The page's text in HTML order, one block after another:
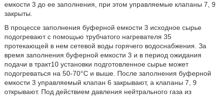
емкости 3 до ее заполнения, при этом управляемые клапаны 7, 9
закрыты.
В процессе заполнения буферной емкости 3 исходное сырье
подогревают с помощью трубчатого нагревателя 35
протекающей в нем сетевой воды горячего водоснабжения. За
время заполнения буферной емкости 3 и в период ожидания
подачи в тракт10 установки подготовленное сырье может
подогреваться на 50-70°С и выше. После заполнения буферной
емкости 3 управляемый клапан 6 закрывают, а клапаны 7, 9
открывают. Под действием давления нейтрального газа из